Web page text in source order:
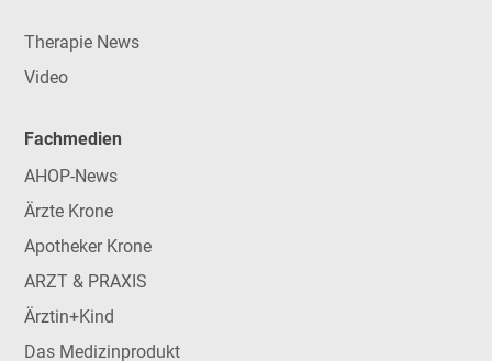
Therapie News
Video
Fachmedien
AHOP-News
Ärzte Krone
Apotheker Krone
ARZT & PRAXIS
Ärztin+Kind
Das Medizinprodukt